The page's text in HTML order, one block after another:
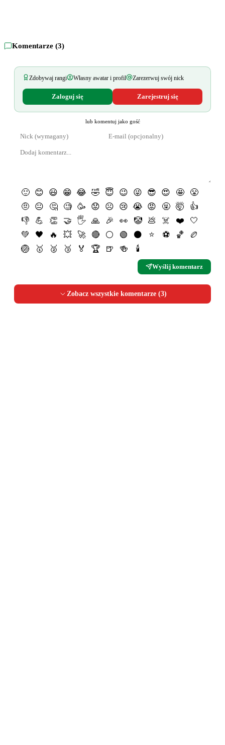
Komentarze (3)
Zdobywaj rangi Własny awatar i profil Zarezerwuj swój nick
Zaloguj się Zarejestruj się
lub komentuj jako gość
🙂 😊 😃 😁 😂 🤣 😇 😉 😜 😎 😍 🤩
😤
🤨
😐 🤔 🧐 🥳 😟 ☹️ 😢 😭 😡 🤬 🤯
👍
👎
💪 👏 🤝 🖐 🙏 🎉 👀 🤡 💩 ☠️ ❤️
🤍
💚
🖤 🔥 💥 🚀 🔴 ⚪️ 🟢 ⚫️ ⭐️ ⚽️ 🏀
🏉
🏐
🥇 🥈 🥉 🏅 🏆 🍺 🍻 🕯
Wyślij komentarz
Zobacz wszystkie komentarze (3)